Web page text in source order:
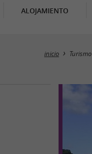
ALOJAMIENTO
inicio Turismo